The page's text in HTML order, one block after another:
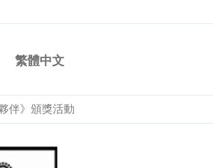
繁體中文
伴》頒獎活動